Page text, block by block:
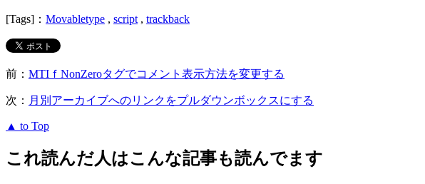
[Tags]： Movabletype , script , trackback
前： MTIｆNonZeroタグでコメント表示方法を変更する
次： 月別アーカイブへのリンクをプルダウンボックスにする
▲ to Top
これ読んだ人はこんな記事も読んでます